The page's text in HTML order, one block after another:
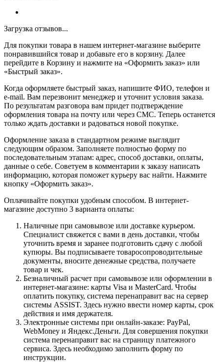
Загрузка отзывов...
Для покупки товара в нашем интернет-магазине выберите
понравившийся товар и добавьте его в корзину. Далее
перейдите в Корзину и нажмите на «Оформить заказ» или
«Быстрый заказ».
Когда оформляете быстрый заказ, напишите ФИО, телефон и
e-mail. Вам перезвонит менеджер и уточнит условия заказа.
По результатам разговора вам придет подтверждение
оформления товара на почту или через СМС. Теперь останется
только ждать доставки и радоваться новой покупке.
Оформление заказа в стандартном режиме выглядит
следующим образом. Заполняете полностью форму по
последовательным этапам: адрес, способ доставки, оплаты,
данные о себе. Советуем в комментарии к заказу написать
информацию, которая поможет курьеру вас найти. Нажмите
кнопку «Оформить заказ».
Оплачивайте покупки удобным способом. В интернет-
магазине доступно 3 варианта оплаты:
Наличные при самовывозе или доставке курьером.
Специалист свяжется с вами в день доставки, чтобы
уточнить время и заранее подготовить сдачу с любой
купюры. Вы подписываете товаросопроводительные
документы, вносите денежные средства, получаете
товар и чек.
Безналичный расчет при самовывозе или оформлении в
интернет-магазине: карты Visa и MasterCard. Чтобы
оплатить покупку, система перенаправит вас на сервер
системы ASSIST. Здесь нужно ввести номер карты, срок
действия и имя держателя.
Электронные системы при онлайн-заказе: PayPal,
WebMoney и Яндекс.Деньги. Для совершения покупки
система перенаправит вас на страницу платежного
сервиса. Здесь необходимо заполнить форму по
инструкции.